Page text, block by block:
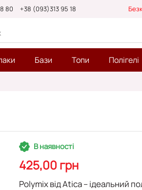
80 +38 (093)313 95 18
Бази Топи Полігелі
В наявності
425,00 грн
Polymix від Atica – ідеальний